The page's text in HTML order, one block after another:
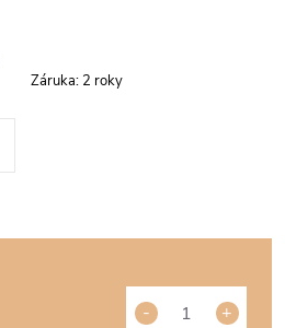
Záruka: 2 roky